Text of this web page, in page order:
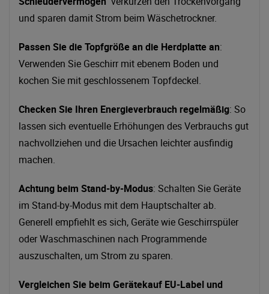
und sparen damit Strom beim Wäschetrockner.
Passen Sie die Topfgröße an die Herdplatte an:
Verwenden Sie Geschirr mit ebenem Boden und
kochen Sie mit geschlossenem Topfdeckel.
Checken Sie Ihren Energieverbrauch regelmäßig: So
lassen sich eventuelle Erhöhungen des Verbrauchs gut
nachvollziehen und die Ursachen leichter ausfindig
machen.
Achtung beim Stand-by-Modus: Schalten Sie Geräte
im Stand-by-Modus mit dem Hauptschalter ab.
Generell empfiehlt es sich, Geräte wie Geschirrspüler
oder Waschmaschinen nach Programmende
auszuschalten, um Strom zu sparen.
Vergleichen Sie beim Gerätekauf EU-Label und